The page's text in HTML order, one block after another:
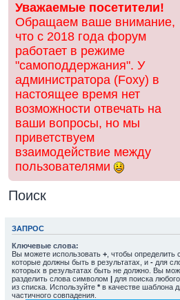
Уважаемые посетители!
Обращаем ваше внимание,
что с 2018 года форум
работает в режиме
"самоподдержания". У
администратора (Foxy) в
настоящее время нет
возможности отвечать на
ваши вопросы, но мы
приветствуем
взаимодействие между
пользователями
Поиск
ЗАПРОС
Ключевые слова:
Вы можете использовать + , чтобы определить
которые должны быть в результатах, и - для
которых в результатах быть не должно. Вы
разделить слова символом | для поиска
из списка. Используйте * в качестве шаблона
частичного совпадения.